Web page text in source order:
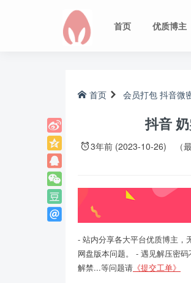
首页 优质博主
首页 会员打包 抖音微
抖音
3年前 (2023-10-26) （
- 站内分享各大平台优质博主，
网盘版本问题。 - 遇见解压密
解禁...等问题请 《提交工单》